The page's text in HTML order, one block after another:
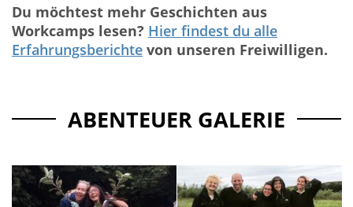
Du möchtest mehr Geschichten aus
Workcamps lesen? Hier findest du alle
Erfahrungsberichte von unseren Freiwilligen.
ABENTEUER GALERIE